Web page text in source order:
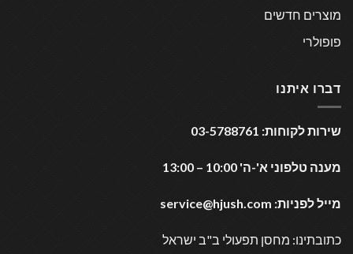
מוצרים חדשים
פופולרי
דברו איתנו
שירות לקוחות: 03-5788761
מענה טלפוני א'-ה' 10:00 – 13:00
מייל לפניות: service@hjush.com
כתובתינו: מחסן תפעולי ב"ב ישראל